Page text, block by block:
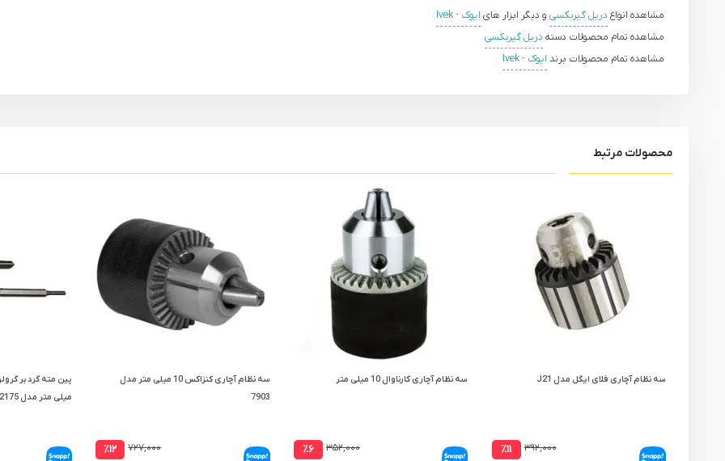
مشاهده انواع دریل گیربکسی و دیگر ابزار های ایوک - Ivek
مشاهده تمام محصولات دسته دریل گیربکسی
مشاهده تمام محصولات برند ایوک - Ivek
محصولات مرتبط
سه نظام آچاری فلای ایگل مدل J21
۳۹۲,۰۰۰ ٪۱۱
سه نظام آچاری کارناوال 10 میلی متر
۳۵۲,۰۰۰ ٪۶
سه نظام آچاری کنزاکس 10 میلی متر مدل
7903
۷۲۷,۰۰۰ ٪۱۲
میلی متر مدل GPT82175